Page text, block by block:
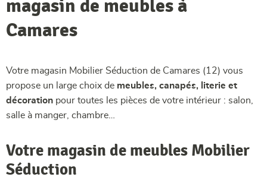
magasin de meubles à
Camares
Votre magasin Mobilier Séduction de Camares (12) vous
propose un large choix de meubles, canapés, literie et
décoration pour toutes les pièces de votre intérieur : salon,
salle à manger, chambre…
Votre magasin de meubles Mobilier
Séduction